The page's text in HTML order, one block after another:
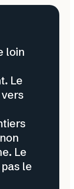
loin
Le
Le
le